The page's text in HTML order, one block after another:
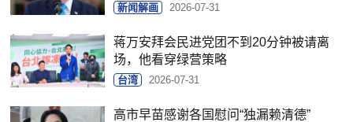
新闻解画 2026-07-31
蒋万安拜会民进党团不到20分钟被请离
场，他看穿绿营策略
台湾 2026-07-31
高市早苗感谢各国慰问“独漏赖清德”